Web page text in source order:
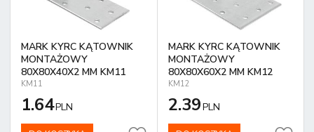
MARK KYRC KĄTOWNIK
MONTAŻOWY
80X80X40X2 MM KM11
KM11
1.64PLN
MARK KYRC KĄTOWNIK
MONTAŻOWY
80X80X60X2 MM KM12
KM12
2.39PLN